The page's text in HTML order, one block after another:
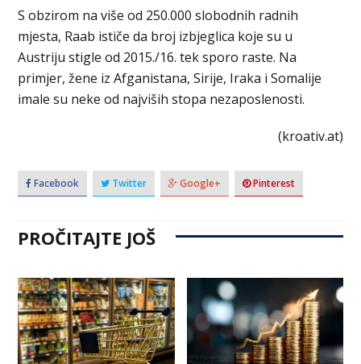
S obzirom na više od 250.000 slobodnih radnih
mjesta, Raab ističe da broj izbjeglica koje su u
Austriju stigle od 2015./16. tek sporo raste. Na
primjer, žene iz Afganistana, Sirije, Iraka i Somalije
imale su neke od najviših stopa nezaposlenosti.
(kroativ.at)
Facebook Twitter Google+ Pinterest
PROČITAJTE JOŠ